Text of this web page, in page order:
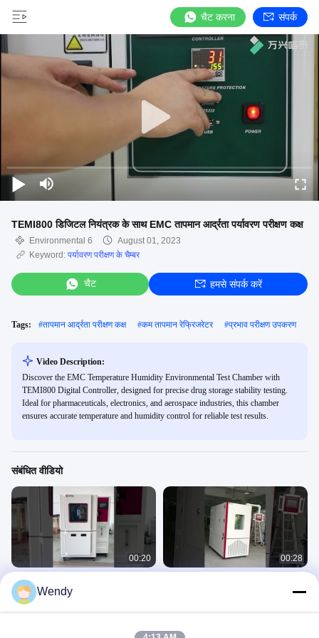
चैट करना संपर्क
TEMI800 डिजिटल नियंत्रक के साथ EMC तापमान आर्द्रता पर्यावरण परीक्षण कक्ष
Environmental 6
August 01, 2023
Keyword: पर्यावरण परीक्षण के चैम्बर
चैट हमसे संपर्क करें
Tags: #तापमान आर्द्रता परीक्षण कक्ष #कम तापमान रेफ्रिजरेटर #प्रभाव परीक्षण उपकरण
Video Description:
Discover the EMC Temperature Humidity Environmental Test Chamber with
TEMI800 Digital Controller, designed for precise drug storage stability testing.
Ideal for pharmaceuticals, electronics, and aerospace industries, this chamber
ensures accurate temperature and humidity control for reliable test results.
संबंधित वीडियो
00:20
ISO 20653 IEC60529 IEC 6059 रेन
टेस्ट चैंबर IPX3 IPX4 IPX5 IPX6 के साथ
Environmental 6
00:28
Wendy